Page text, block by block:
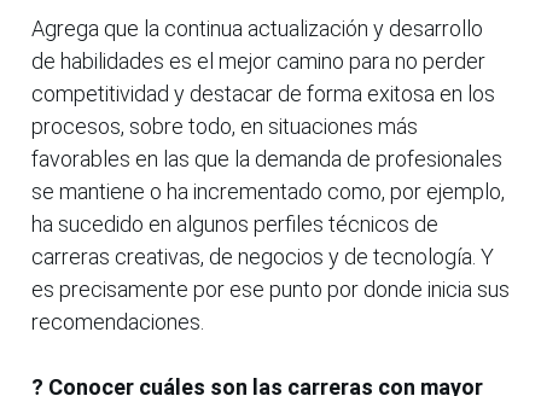
Agrega que la continua actualización y desarrollo
de habilidades es el mejor camino para no perder
competitividad y destacar de forma exitosa en los
procesos, sobre todo, en situaciones más
favorables en las que la demanda de profesionales
se mantiene o ha incrementado como, por ejemplo,
ha sucedido en algunos perfiles técnicos de
carreras creativas, de negocios y de tecnología. Y
es precisamente por ese punto por donde inicia sus
recomendaciones.
? Conocer cuáles son las carreras con mayor